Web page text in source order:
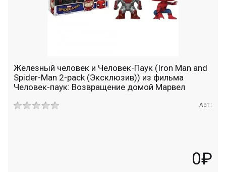
Железный человек и Человек-Паук (Iron Man and
Spider-Man 2-pack (Эксклюзив)) из фильма
Человек-паук: Возвращение домой Марвел
Арт.:
0₽